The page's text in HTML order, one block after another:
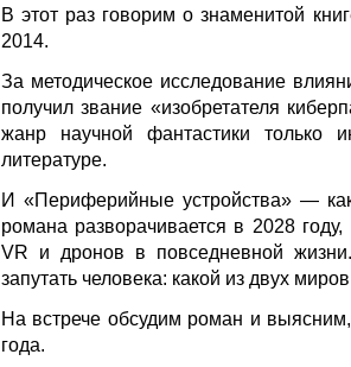
В этот раз говорим о знаменитой
2014.
За методическое исследование
получил звание «изобретателя
жанр научной фантастики только
литературе.
И «Периферийные устройства» — как
романа разворачивается в 2028
VR и дронов в повседневной
запутать человека: какой из двух
На встрече обсудим роман и
года.